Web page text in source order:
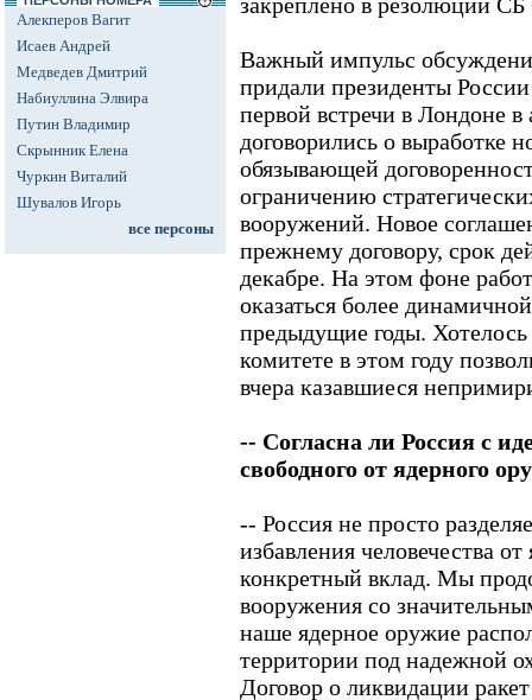
Алекперов Вагит
Исаев Андрей
Медведев Дмитрий
Набиуллина Элвира
Путин Владимир
Скрынник Елена
Чуркин Виталий
Шувалов Игорь
все персоны
Важный импульс
придали президенты
первой встречи в Лондоне в
договорились о выработке
обязывающей
ограничению
вооружений. Новое
прежнему договору, срок
декабре. На этом фоне
оказаться более
предыдущие годы.
комитете в этом году
вчера казавшиеся
-- Согласна ли Россия с
свободного от ядерного
-- Россия не просто
избавления человечества
конкретный вклад. Мы
вооружения со
наше ядерное оружие
территории под надежной
Договор о ликвидации